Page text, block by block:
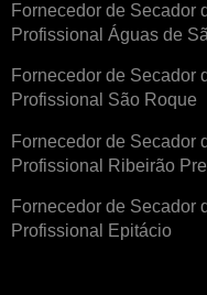
Fornecedor de Secador
Profissional Águas de
Fornecedor de Secador
Profissional São Roque
Fornecedor de Secador
Profissional Ribeirão
Fornecedor de Secador
Profissional Epitácio